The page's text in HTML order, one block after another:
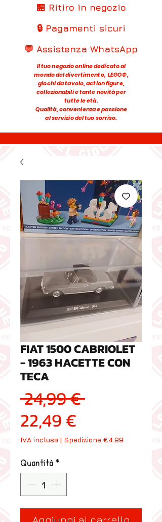
🏪 Ritiro in negozio
🔒 Pagamenti sicuri
💬 Assistenza WhatsApp
Il tuo negozio online dedicato al
mondo del divertimento, LEGO®,
giochi da tavolo, action figure,
collezionabili e tante novità per
tutte le età.
Qualità, convenienza e passione
al servizio del tuo sorriso.
FIAT 1500 CABRIOLET
- 1963 HACETTE CON
TECA
24,99 € Prezzo
22,49 €
IVA inclusa | Spedizione €4.99
Quantità*